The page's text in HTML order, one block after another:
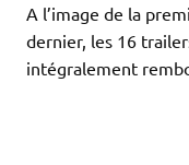
A l’image de la
dernier, les 16
intégralement